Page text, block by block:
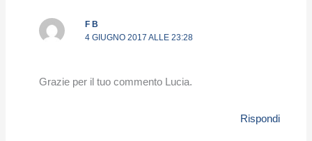
F B
4 GIUGNO 2017 ALLE 23:28
Grazie per il tuo commento Lucia.
Rispondi